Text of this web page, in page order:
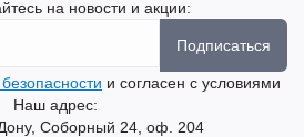
на новости и акции:
Подписаться
и согласен с условиями
Наш адрес:
Дону, Соборный 24, оф. 204